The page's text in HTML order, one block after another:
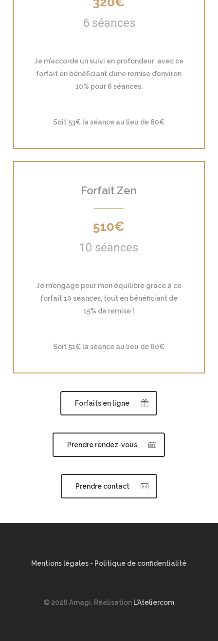
6 séances
Je m’accorde un suivi en profondeur avec ce
forfait en bénéficiant d’une remise d’environ
10% pour 6 séances.
Soit 53€ la séance au lieu de 60€
Forfait Zen
510€
10 séances
Je m’engage pour mon équilibre grâce à ce
forfait 10 séances, tout en bénéficiant de
15% de remise !
Soit 51€ la séance au lieu de 60€
Forfaits en ligne
Prendre rendez-vous
Prendre contact
Mentions légales - Politique de confidentialité
© 2026 Amagi. Réalisation L'Ateliercom